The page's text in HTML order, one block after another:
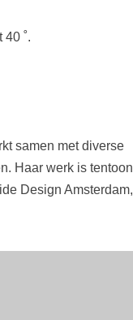
˚.
samen met diverse
Haar werk is
Design Amsterdam,